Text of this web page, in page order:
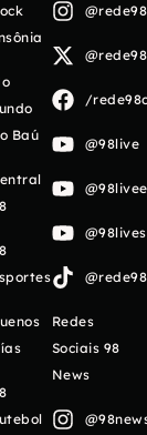
Baú
/
@98live
Redes
Sociais 98
News